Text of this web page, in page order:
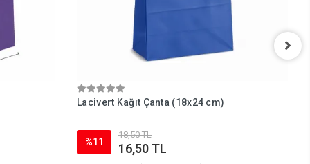
Lacivert Kağıt Çanta (18x24 cm)
%11
18,50 TL
16,50 TL